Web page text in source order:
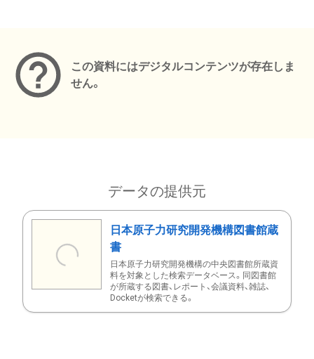
この資料にはデジタルコンテンツが存在しま
せん。
データの提供元
日本原子力研究開発機構図書館蔵
書
日本原子力研究開発機構の中央図書館所蔵資
料を対象とした検索データベース。同図書館
が所蔵する図書、レポート、会議資料、雑誌、
Docketが検索できる。